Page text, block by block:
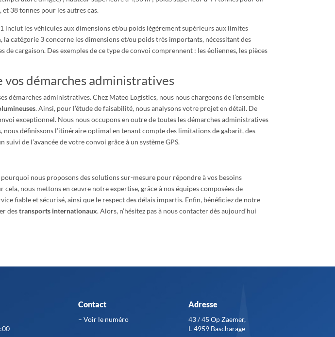
38 tonnes pour les autres cas.
inclut les véhicules aux dimensions et/ou poids légèrement supérieurs aux limites
catégorie 3 concerne les dimensions et/ou poids très importants, nécessitant des
de cargaison. Des exemples de ce type de convoi comprennent : les éoliennes, les pièces
vos démarches administratives
démarches administratives. Chez Mateo Logistics, nous nous chargeons de l’ensemble
. Ainsi, pour l’étude de faisabilité, nous analysons votre projet en détail. De
exceptionnel. Nous nous occupons en outre de toutes les démarches administratives
définissons l’itinéraire optimal en tenant compte des limitations de gabarit, des
de l’avancée de votre convoi grâce à un système GPS.
pourquoi nous proposons des solutions sur-mesure pour répondre à vos besoins
nous mettons en œuvre notre expertise, grâce à nos équipes composées de
fiable et sécurisé, ainsi que le respect des délais impartis. Enfin, bénéficiez de notre
destransports internationaux. Alors, n’hésitez pas à nous contacter dès aujourd’hui
Contact
– Voir le numéro
Adresse
43 / 45 Op Zaemer,
L-4959 Bascharage